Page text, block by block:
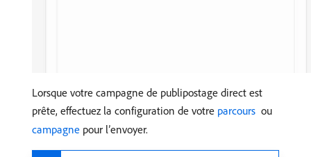
Lorsque votre campagne de publipostage direct est
prête, effectuez la configuration de votre parcours ​ ou
campagne pour l’envoyer.